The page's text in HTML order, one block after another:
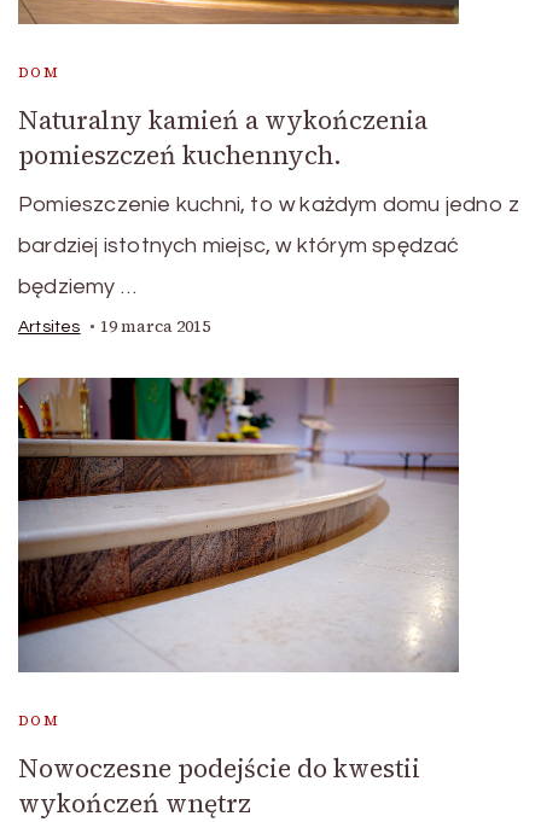
DOM
Naturalny kamień a wykończenia
pomieszczeń kuchennych.
Pomieszczenie kuchni, to w każdym domu jedno z
bardziej istotnych miejsc, w którym spędzać
będziemy …
Artsites 19 marca 2015
DOM
Nowoczesne podejście do kwestii
wykończeń wnętrz